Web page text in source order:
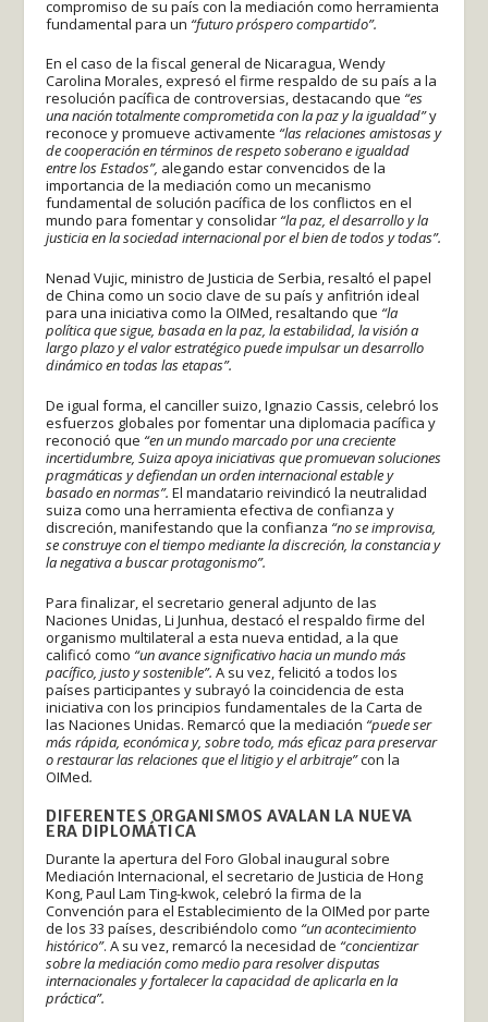
compromiso de su país con la mediación como herramienta
fundamental para un “futuro próspero compartido”.
En el caso de la fiscal general de Nicaragua, Wendy
Carolina Morales, expresó el firme respaldo de su país a la
resolución pacífica de controversias, destacando que “es
una nación totalmente comprometida con la paz y la igualdad”y
reconoce y promueve activamente “las relaciones amistosas y
de cooperación en términos de respeto soberano e igualdad
entre los Estados”, alegando estar convencidos de la
importancia de la mediación como un mecanismo
fundamental de solución pacífica de los conflictos en el
mundo para fomentar y consolidar “la paz, el desarrollo y la
justicia en la sociedad internacional por el bien de todos y todas”.
Nenad Vujic, ministro de Justicia de Serbia, resaltó el papel
de China como un socio clave de su país y anfitrión ideal
para una iniciativa como la OIMed, resaltando que “la
política que sigue, basada en la paz, la estabilidad, la visión a
largo plazo y el valor estratégico puede impulsar un desarrollo
dinámico en todas las etapas”.
De igual forma, el canciller suizo, Ignazio Cassis, celebró los
esfuerzos globales por fomentar una diplomacia pacífica y
reconoció que “en un mundo marcado por una creciente
incertidumbre, Suiza apoya iniciativas que promuevan soluciones
pragmáticas y defiendan un orden internacional estable y
basado en normas”.El mandatario reivindicó la neutralidad
suiza como una herramienta efectiva de confianza y
discreción, manifestando que la confianza “no se improvisa,
se construye con el tiempo mediante la discreción, la constancia y
la negativa a buscar protagonismo”.
Para finalizar, el secretario general adjunto de las
Naciones Unidas, Li Junhua, destacó el respaldo firme del
organismo multilateral a esta nueva entidad, a la que
calificó como “un avance significativo hacia un mundo más
pacífico, justo y sostenible”.A su vez, felicitó a todos los
países participantes y subrayó la coincidencia de esta
iniciativa con los principios fundamentales de la Carta de
las Naciones Unidas. Remarcó que la mediación “puede ser
más rápida, económica y, sobre todo, más eficaz para preservar
o restaurar las relaciones que el litigio y el arbitraje”con la
OIMed.
DIFERENTES ORGANISMOS AVALAN LA NUEVA
ERA DIPLOMÁTICA
Durante la apertura del Foro Global inaugural sobre
Mediación Internacional, el secretario de Justicia de Hong
Kong, Paul Lam Ting-kwok, celebró la firma de la
Convención para el Establecimiento de la OIMed por parte
de los 33 países, describiéndolo como “un acontecimiento
histórico”. A su vez, remarcó la necesidad de “concientizar
sobre la mediación como medio para resolver disputas
internacionales y fortalecer la capacidad de aplicarla en la
práctica”.